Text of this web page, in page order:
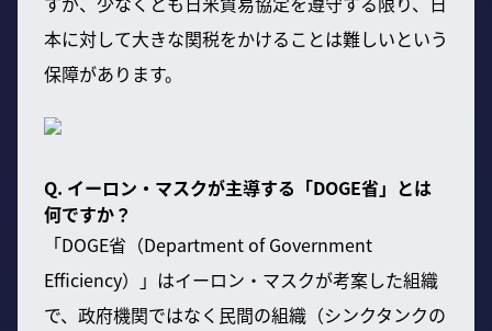
本に対して大きな関税をかけることは難しいという
保障があります。
Q. イーロン・マスクが主導する「DOGE省」とは
何ですか？
「DOGE省（Department of Government
Efficiency）」はイーロン・マスクが考案した組織
で、政府機関ではなく民間の組織（シンクタンクの